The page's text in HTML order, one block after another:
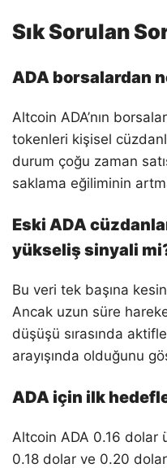
Sık Sorulan
ADA borsalardan
Altcoin ADA’nın
tokenleri kişisel
durum çoğu zaman
saklama eğiliminin
Eski ADA
yükseliş sinyali
Bu veri tek başına
Ancak uzun süre
düşüşü sırasında
arayışında olduğunu
ADA için ilk
Altcoin ADA 0.16 dolar
0.18 dolar ve 0.20